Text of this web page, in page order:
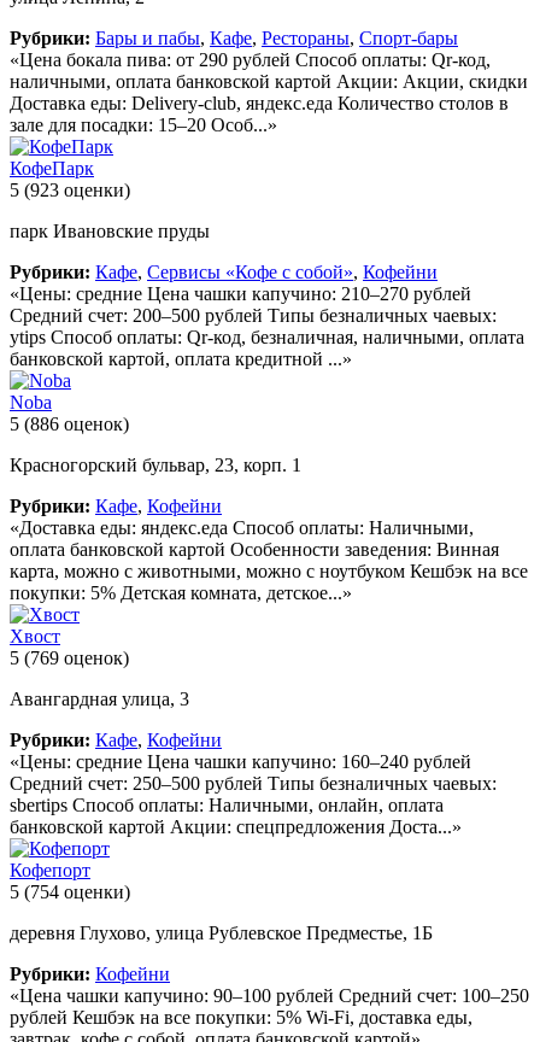
Рубрики: Бары и пабы, Кафе, Рестораны, Спорт-бары
«Цена бокала пива: от 290 рублей Способ оплаты: Qr-код,
наличными, оплата банковской картой Акции: Акции, скидки
Доставка еды: Delivery-club, яндекс.еда Количество столов в
зале для посадки: 15–20 Особ...»
КофеПарк
5 (923 оценки)
парк Ивановские пруды
Рубрики: Кафе, Сервисы «Кофе с собой», Кофейни
«Цены: средние Цена чашки капучино: 210–270 рублей
Средний счет: 200–500 рублей Типы безналичных чаевых:
ytips Способ оплаты: Qr-код, безналичная, наличными, оплата
банковской картой, оплата кредитной ...»
Noba
5 (886 оценок)
Красногорский бульвар, 23, корп. 1
Рубрики: Кафе, Кофейни
«Доставка еды: яндекс.еда Способ оплаты: Наличными,
оплата банковской картой Особенности заведения: Винная
карта, можно с животными, можно с ноутбуком Кешбэк на все
покупки: 5% Детская комната, детское...»
Хвост
5 (769 оценок)
Авангардная улица, 3
Рубрики: Кафе, Кофейни
«Цены: средние Цена чашки капучино: 160–240 рублей
Средний счет: 250–500 рублей Типы безналичных чаевых:
sbertips Способ оплаты: Наличными, онлайн, оплата
банковской картой Акции: спецпредложения Доста...»
Кофепорт
5 (754 оценки)
деревня Глухово, улица Рублевское Предместье, 1Б
Рубрики: Кофейни
«Цена чашки капучино: 90–100 рублей Средний счет: 100–250
рублей Кешбэк на все покупки: 5% Wi-Fi, доставка еды,